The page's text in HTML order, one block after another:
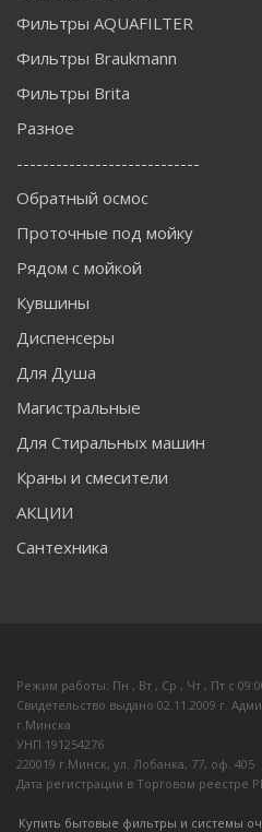
Фильтры AQUAFILTER
Фильтры Braukmann
Фильтры Brita
Разное
----------------------------
Обратный осмос
Проточные под мойку
Рядом с мойкой
Кувшины
Диспенсеры
Для Душа
Магистральные
Для Стиральных машин
Краны и смесители
АКЦИИ
Сантехника
Режим работы: Пн , Вт , Ср , Чт , Пт c
Свидетельство выдано 02.11.2009 г.
г.Минска
УНП 191254276
220019 г.Минск, ул. Лобанка, 77, оф. 405
Дата регистрации в Торговом реестре
Купить бытовые фильтры и системы